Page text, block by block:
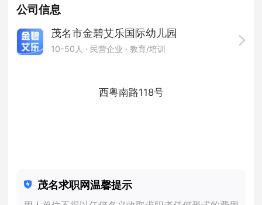
公司信息
茂名市金碧艾乐国际幼儿园
10-50人 · 民营企业 · 教育/培训
西粤南路118号
茂名求职网温馨提示